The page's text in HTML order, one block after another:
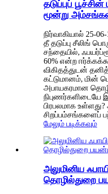
தடுப்புப்
மூன்று
நிர்வாகியால் 25-
தீ தடுப்பு சீலிங்
சந்தையில்,
60% என்ற
விகிதத்துடன்
கட்டுமானம், மின்
அபாயகரமான
நிபுணர்களிடையே
பிரபலமாக
சிறப்பம்சங்களைப்
மேலும் படிக்கவும்
அலுமினிய
தொழில்துறை